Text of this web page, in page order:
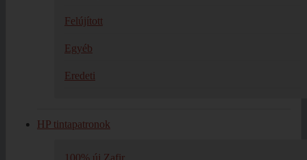
Felújított
Egyéb
Eredeti
HP tintapatronok
100% új Zafir